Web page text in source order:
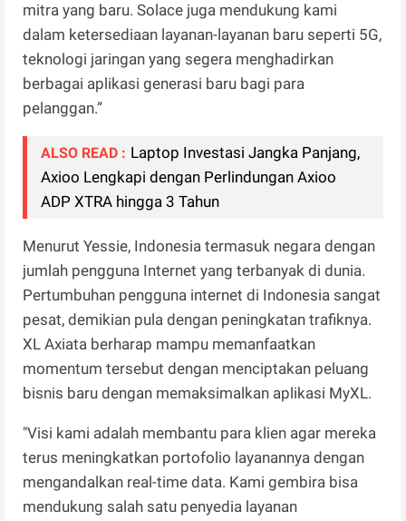
mitra yang baru. Solace juga mendukung kami
dalam ketersediaan layanan-layanan baru seperti 5G,
teknologi jaringan yang segera menghadirkan
berbagai aplikasi generasi baru bagi para
pelanggan.”
ALSO READ : Laptop Investasi Jangka Panjang,
Axioo Lengkapi dengan Perlindungan Axioo
ADP XTRA hingga 3 Tahun
Menurut Yessie, Indonesia termasuk negara dengan
jumlah pengguna Internet yang terbanyak di dunia.
Pertumbuhan pengguna internet di Indonesia sangat
pesat, demikian pula dengan peningkatan trafiknya.
XL Axiata berharap mampu memanfaatkan
momentum tersebut dengan menciptakan peluang
bisnis baru dengan memaksimalkan aplikasi MyXL.
"Visi kami adalah membantu para klien agar mereka
terus meningkatkan portofolio layanannya dengan
mengandalkan real-time data. Kami gembira bisa
mendukung salah satu penyedia layanan